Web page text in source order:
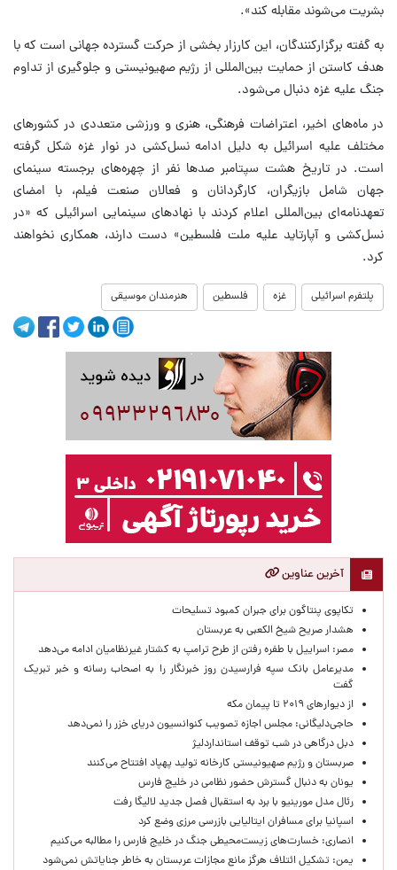
بشریت می‌شوند مقابله کند».
به گفته برگزارکنندگان، این کارزار بخشی از حرکت گسترده جهانی است که با
هدف کاستن از حمایت بین‌المللی از رژیم صهیونیستی و جلوگیری از تداوم
جنگ علیه غزه دنبال می‌شود.
در ماه‌های اخیر، اعتراضات فرهنگی، هنری و ورزشی متعددی در کشورهای
مختلف علیه اسرائیل به دلیل ادامه نسل‌کشی در نوار غزه شکل گرفته
است. در تاریخ هشت سپتامبر صدها نفر از چهره‌های برجسته سینمای
جهان شامل بازیگران، کارگردانان و فعالان صنعت فیلم، با امضای
تعهدنامه‌ای بین‌المللی اعلام کردند با نهادهای سینمایی اسرائیلی که «در
نسل‌کشی و آپارتاید علیه ملت فلسطین» دست دارند، همکاری نخواهند
کرد.
پلتفرم اسرائیلی غزه فلسطین هنرمندان موسیقی
آخرین عناوین
تکاپوی پنتاگون برای جبران کمبود تسلیحات
هشدار صریح شیخ الکعبی به عربستان
مصر: اسراییل با طفره رفتن از طرح ترامپ به کشتار غیرنظامیان ادامه می‌دهد
مدیرعامل بانک سپه فرارسیدن روز خبرنگار را به اصحاب رسانه و خبر تبریک
گفت
از دیوارهای ۲۰۱۹ تا پیمان مکه
حاجی‌دلیگانی: مجلس اجازه تصویب کنوانسیون دریای خزر را نمی‌دهد
دبل درگاهی در شب توقف استانداردلیژ
صربستان و رژیم صهیونیستی کارخانه تولید پهپاد افتتاح می‌کنند
یونان به دنبال گسترش حضور نظامی در خلیج فارس
رئال مدل مورینیو با برد به استقبال فصل جدید لالیگا رفت
اسپانیا برای مسافران ایتالیایی بازرسی مرزی وضع کرد
انصاری: خسارت‌های زیست‌محیطی جنگ در خلیج فارس را مطالبه‌ می‌کنیم
یمن: تشکیل ائتلاف هرگز مانع مجازات عربستان به خاطر جنایاتش نمی‌شود